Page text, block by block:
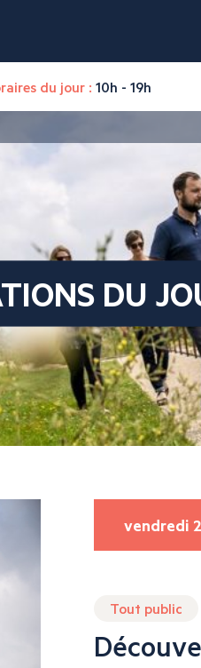
du jour : 10h - 19h
DU
vendredi
Tout public